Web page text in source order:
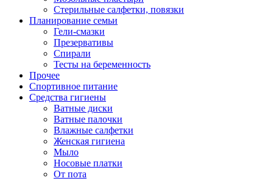
Стерильные салфетки, повязки
Планирование семьи
Гели-смазки
Презервативы
Спирали
Тесты на беременность
Прочее
Спортивное питание
Средства гигиены
Ватные диски
Ватные палочки
Влажные салфетки
Женская гигиена
Мыло
Носовые платки
От пота